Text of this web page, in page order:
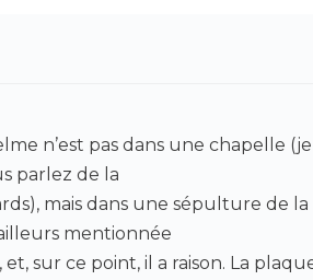
n’est pas dans une chapelle (je
parlez de la
mais dans une sépulture de la
mentionnée
et, sur ce point, il a raison. La